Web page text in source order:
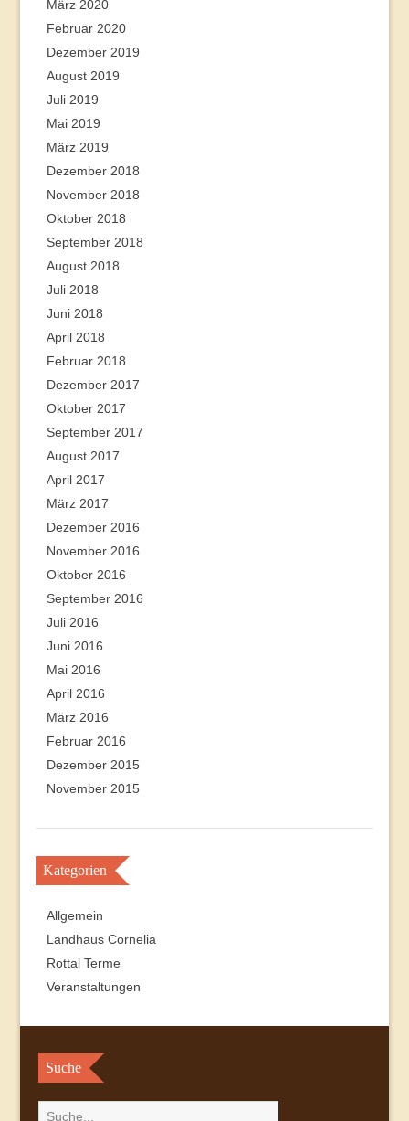
März 2020
Februar 2020
Dezember 2019
August 2019
Juli 2019
Mai 2019
März 2019
Dezember 2018
November 2018
Oktober 2018
September 2018
August 2018
Juli 2018
Juni 2018
April 2018
Februar 2018
Dezember 2017
Oktober 2017
September 2017
August 2017
April 2017
März 2017
Dezember 2016
November 2016
Oktober 2016
September 2016
Juli 2016
Juni 2016
Mai 2016
April 2016
März 2016
Februar 2016
Dezember 2015
November 2015
Kategorien
Allgemein
Landhaus Cornelia
Rottal Terme
Veranstaltungen
Suche